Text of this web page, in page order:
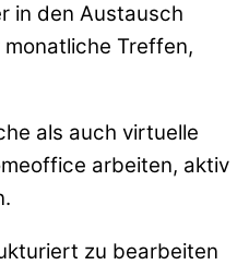
in den Austausch
Treffen,
als auch virtuelle
arbeiten, aktiv
zu bearbeiten